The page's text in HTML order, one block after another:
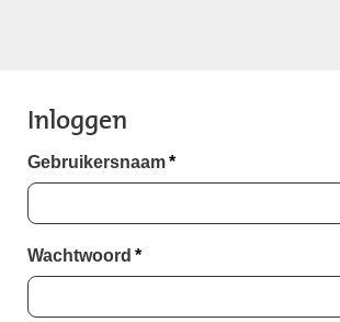
Inloggen
Gebruikersnaam*
Wachtwoord *